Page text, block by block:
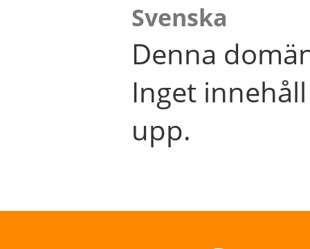
Svenska
Denna
Inget
upp.